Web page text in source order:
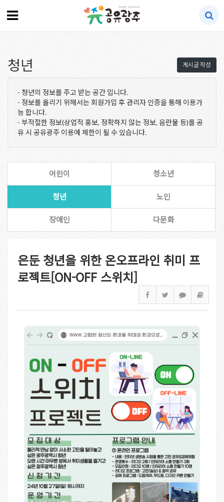
게시글 작성
청년
- 청년의 정보를 주고 받는 공간 입니다.
- 정보를 올리기 위해서는 회원가입 후 관리자 인증을 통해 이용가
능 합니다.
- 부적절한 정보(상업적 홍보, 정확하지 않는 정보, 음란물 등)를 공
유 시 공유광주 이용에 제한이 될 수 있습니다.
어린이 청소년
청년 노인
장애인 다문화
은둔 청년을 위한 온오프라인 취미 프
로젝트[ON-OFF 스위치]